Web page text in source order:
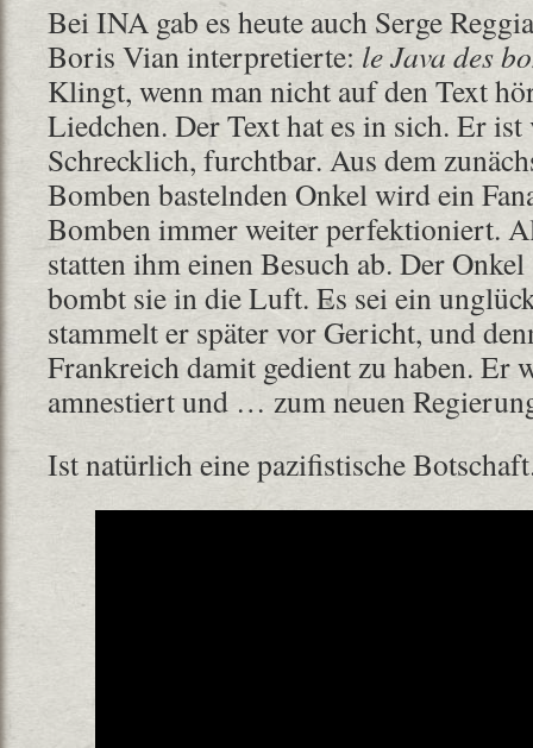
Bei INA gab es heute auch Serge
Boris Vian interpretierte: le Java des
Klingt, wenn man nicht auf den Text
Liedchen. Der Text hat es in sich. Er
Schrecklich, furchtbar. Aus dem
Bomben bastelnden Onkel wird ein
Bomben immer weiter perfektioniert.
statten ihm einen Besuch ab. Der
bombt sie in die Luft. Es sei ein
stammelt er später vor Gericht, und
Frankreich damit gedient zu haben. Er
amnestiert und … zum neuen
Ist natürlich eine pazifistische